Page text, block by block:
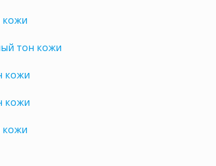
тон кожи
кожи
кожи